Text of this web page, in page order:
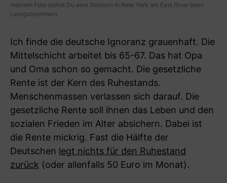
meinem Foto siehst Du eine Seniorin in New York am East River beim
Leergutsammeln.
Ich finde die deutsche Ignoranz grauenhaft. Die
Mittelschicht arbeitet bis 65-67. Das hat Opa
und Oma schon so gemacht. Die gesetzliche
Rente ist der Kern des Ruhestands.
Menschenmassen verlassen sich darauf. Die
gesetzliche Rente soll ihnen das Leben und den
sozialen Frieden im Alter absichern. Dabei ist
die Rente mickrig. Fast die Hälfte der
Deutschen legt nichts für den Ruhestand
zurück (oder allenfalls 50 Euro im Monat).